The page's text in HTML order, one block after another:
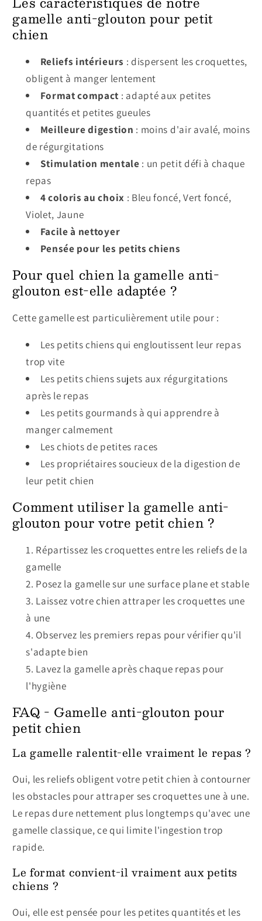
gamelle anti-glouton pour petit
chien
Reliefs intérieurs : dispersent les croquettes,
obligent à manger lentement
Format compact : adapté aux petites
quantités et petites gueules
Meilleure digestion : moins d'air avalé, moins
de régurgitations
Stimulation mentale : un petit défi à chaque
repas
4 coloris au choix : Bleu foncé, Vert foncé,
Violet, Jaune
Facile à nettoyer
Pensée pour les petits chiens
Pour quel chien la gamelle anti-
glouton est-elle adaptée ?
Cette gamelle est particulièrement utile pour :
Les petits chiens qui engloutissent leur repas
trop vite
Les petits chiens sujets aux régurgitations
après le repas
Les petits gourmands à qui apprendre à
manger calmement
Les chiots de petites races
Les propriétaires soucieux de la digestion de
leur petit chien
Comment utiliser la gamelle anti-
glouton pour votre petit chien ?
Répartissez les croquettes entre les reliefs de la
gamelle
Posez la gamelle sur une surface plane et stable
Laissez votre chien attraper les croquettes une
à une
Observez les premiers repas pour vérifier qu'il
s'adapte bien
Lavez la gamelle après chaque repas pour
l'hygiène
FAQ - Gamelle anti-glouton pour
petit chien
La gamelle ralentit-elle vraiment le repas ?
Oui, les reliefs obligent votre petit chien à contourner
les obstacles pour attraper ses croquettes une à une.
Le repas dure nettement plus longtemps qu'avec une
gamelle classique, ce qui limite l'ingestion trop
rapide.
Le format convient-il vraiment aux petits
chiens ?
Oui, elle est pensée pour les petites quantités et les